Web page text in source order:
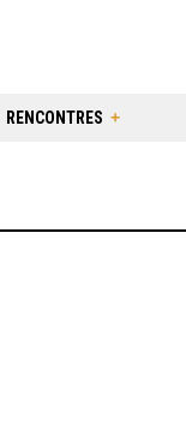
RENCONTRES